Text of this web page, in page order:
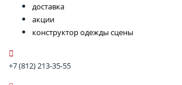
доставка
акции
конструктор одежды сцены
+7 (812) 213-35-55